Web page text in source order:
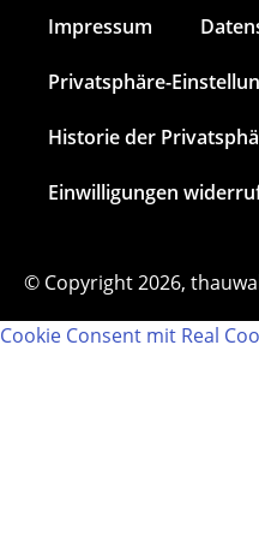
Impressum
Privatsphäre-
Historie der
Einwilligungen
© Copyright 2026,
Cookie Consent mit Real